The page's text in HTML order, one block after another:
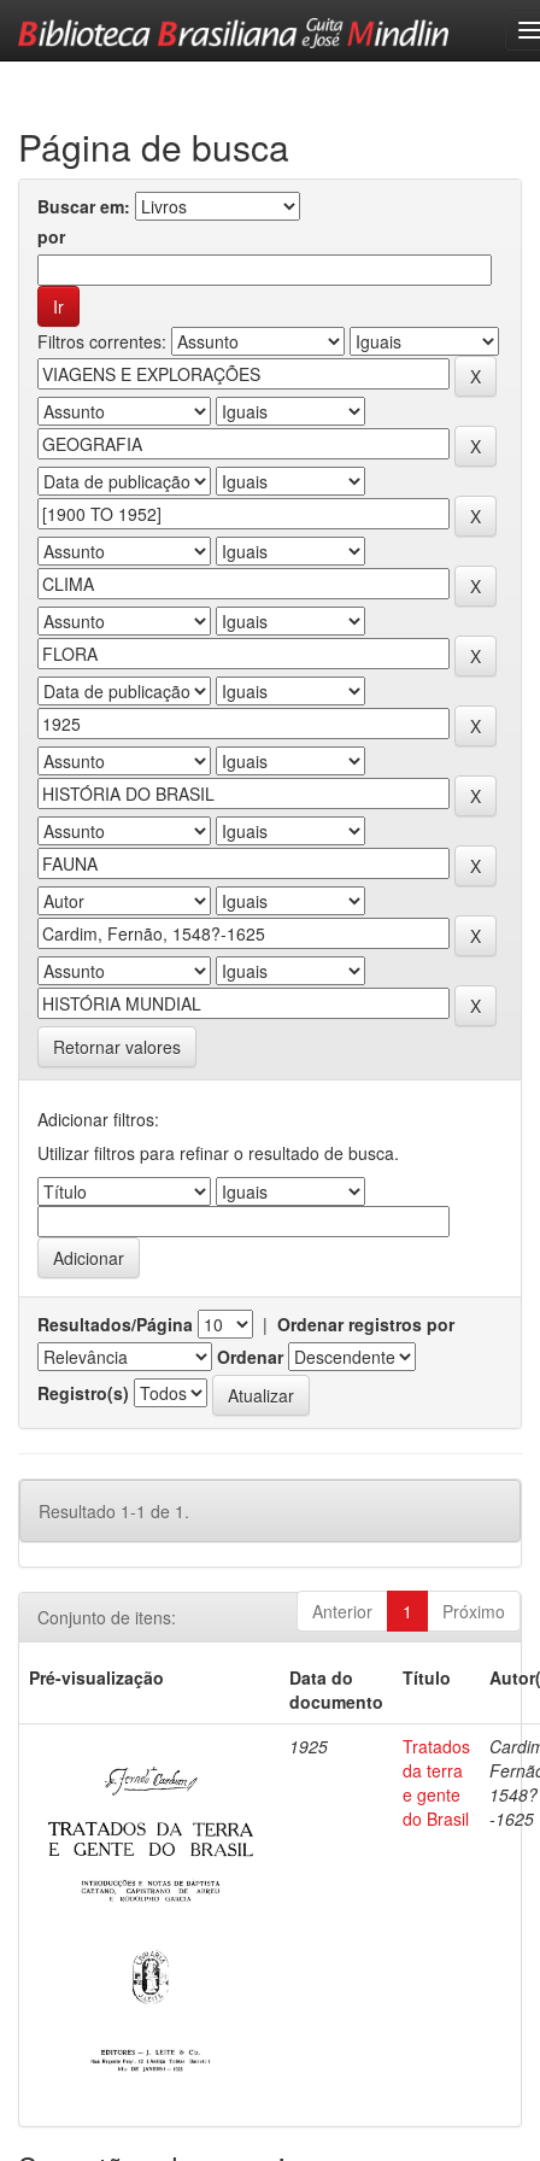
Página de busca
Buscar em:
por
Filtros correntes:
Retornar valores
Adicionar filtros:
Utilizar filtros para refinar o resultado de busca.
Resultados/Página | Ordenar registros por
Ordenar
Registro(s)
Resultado 1-1 de 1.
Anterior 1 Próximo
Conjunto de itens:
Pré-visualização
Data do
documento
Título
1925
Tratados
da terra
e gente
do Brasil
1548?
-1625